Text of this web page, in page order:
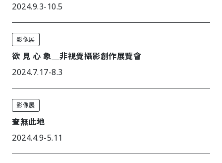
2024.9.3-10.5
影像展
欲 見 心 象＿非視覺攝影創作展覽會
2024.7.17-8.3
影像展
查無此地
2024.4.9-5.11